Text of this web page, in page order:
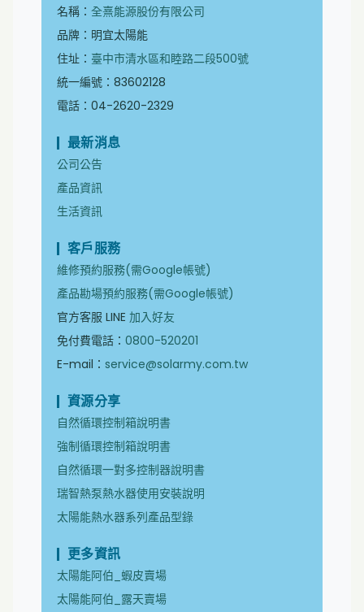
名稱：全熹能源股份有限公司
品牌：明宜太陽能
住址： 臺中市清水區和睦路二段500號
統一編號：83602128
電話：04-2620-2329
最新消息
公司公告
產品資訊
生活資訊
客戶服務
維修預約服務(需Google帳號)
產品勘場預約服務(需Google帳號)
官方客服 LINE加入好友
免付費電話：0800-520201
E-mail：service@solarmy.com.tw
資源分享
自然循環控制箱說明書
強制循環控制箱說明書
自然循環一對多控制器說明書
瑞智熱泵熱水器使用安裝說明
太陽能熱水器系列產品型錄
更多資訊
太陽能阿伯_蝦皮賣場
太陽能阿伯_露天賣場